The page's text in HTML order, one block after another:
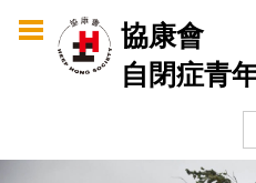
main
content
協康會
自閉症青